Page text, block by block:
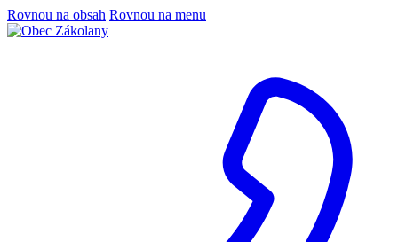
Rovnou na obsah Rovnou na menu